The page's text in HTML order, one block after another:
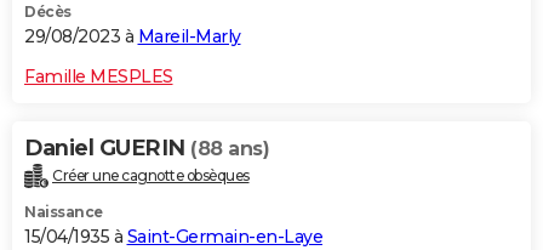
Décès
29/08/2023 à Mareil-Marly
Famille MESPLES
Daniel GUERIN (88 ans)
Créer une cagnotte obsèques
Naissance
15/04/1935 à Saint-Germain-en-Laye